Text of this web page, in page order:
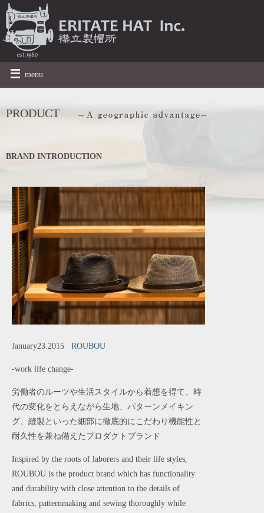
menu
PRODUCT
BRAND INTRODUCTION
January23.2015 ROUBOU
-work life change-
労働者のルーツや生活スタイルから着想を得て、時
代の変化をとらえながら生地、パターンメイキン
グ、縫製といった細部に徹底的にこだわり機能性と
耐久性を兼ね備えたプロダクトブランド
Inspired by the roots of laborers and their life styles,
ROUBOU is the product brand which has functionality
and durability with close attention to the details of
fabrics, patternmaking and sewing thoroughly while